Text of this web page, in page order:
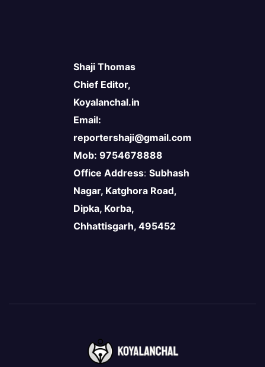
Shaji Thomas
Chief Editor,
Koyalanchal.in
Email:
reportershaji@gmail.com
Mob: 9754678888
Office Address: Subhash
Nagar, Katghora Road,
Dipka, Korba,
Chhattisgarh, 495452